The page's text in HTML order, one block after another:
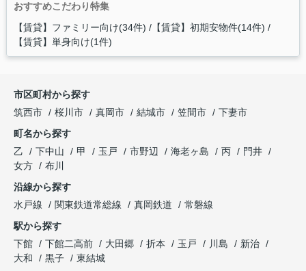
おすすめこだわり特集
【賃貸】ファミリー向け(34件) 【賃貸】初期安物件(14件)
【賃貸】単身向け(1件)
市区町村から探す
筑西市
桜川市 真岡市 結城市 笠間市
下妻市
町名から探す
乙
下中山 甲 玉戸 市野辺 海老ヶ島 丙
門井
女方
布川
沿線から探す
水戸線
関東鉄道常総線 真岡鉄道
常磐線
駅から探す
下館
下館二高前 大田郷 折本 玉戸 川島
新治
大和
黒子 東結城